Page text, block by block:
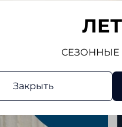
СЕЗОННЫЕ
Закрыть